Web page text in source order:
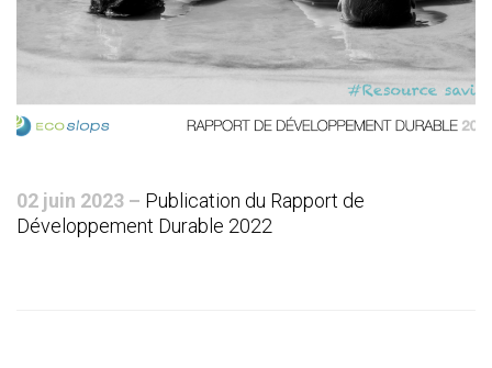
02 juin 2023 – Publication du Rapport de
Développement Durable 2022